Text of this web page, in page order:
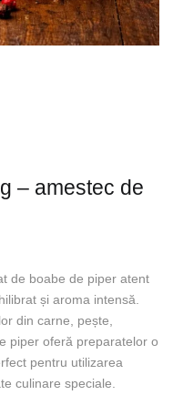
– amestec de
de boabe de piper atent
și aroma intensă.
din carne, pește,
piper oferă preparatelor o
pentru utilizarea
culinare speciale.